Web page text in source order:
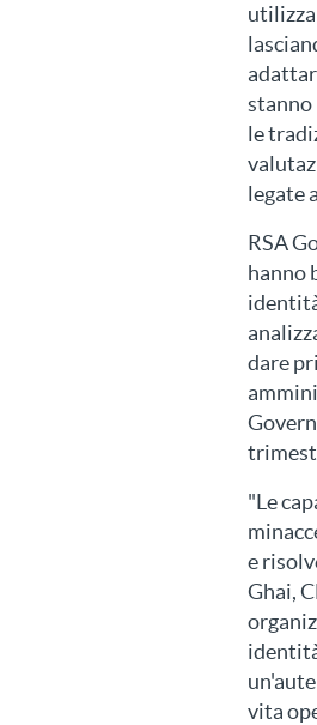
stanno
le
legate
RSA
hanno
dare
"Le
e
Ghai,
vita